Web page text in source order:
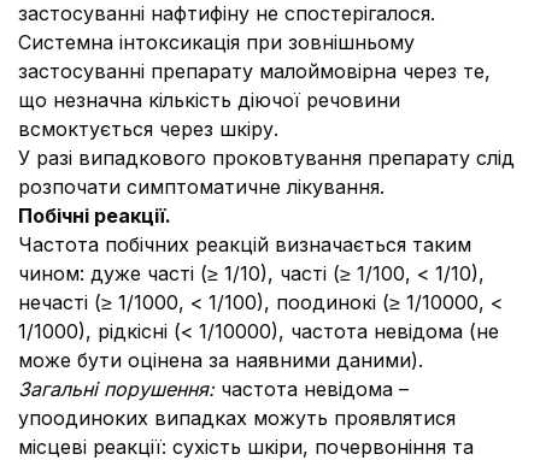
застосуванні нафтифіну не спостерігалося.
Системна інтоксикація при зовнішньому
застосуванні препарату малоймовірна через те,
що незначна кількість діючої речовини
всмоктується через шкіру.
У разі випадкового проковтування препарату слід
розпочати симптоматичне лікування.
Побічні реакції.
Частота побічних реакцій визначається таким
чином: дуже часті (≥ 1/10), часті (≥ 1/100, < 1/10),
нечасті (≥ 1/1000, < 1/100), поодинокі (≥ 1/10000, <
1/1000), рідкісні (< 1/10000), частота невідома (не
може бути оцінена за наявними даними).
Загальні порушення: частота невідома –
упоодиноких випадках можуть проявлятися
місцеві реакції: сухість шкіри, почервоніння та